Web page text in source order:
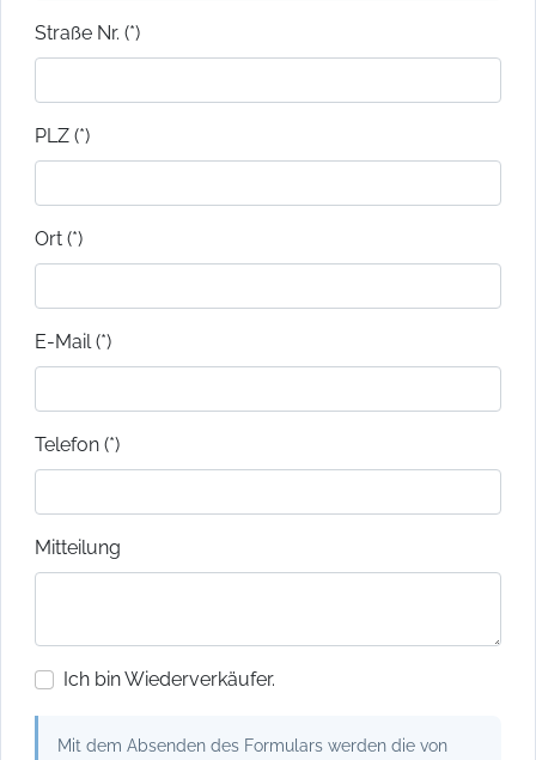
Straße Nr. (*)
PLZ (*)
Ort (*)
E-Mail (*)
Telefon (*)
Mitteilung
Ich bin Wiederverkäufer.
Mit dem Absenden des Formulars werden die von